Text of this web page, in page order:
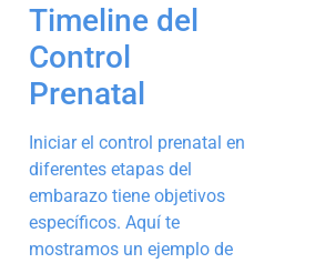
Timeline del
Control
Prenatal
Iniciar el control prenatal en
diferentes etapas del
embarazo tiene objetivos
específicos. Aquí te
mostramos un ejemplo de